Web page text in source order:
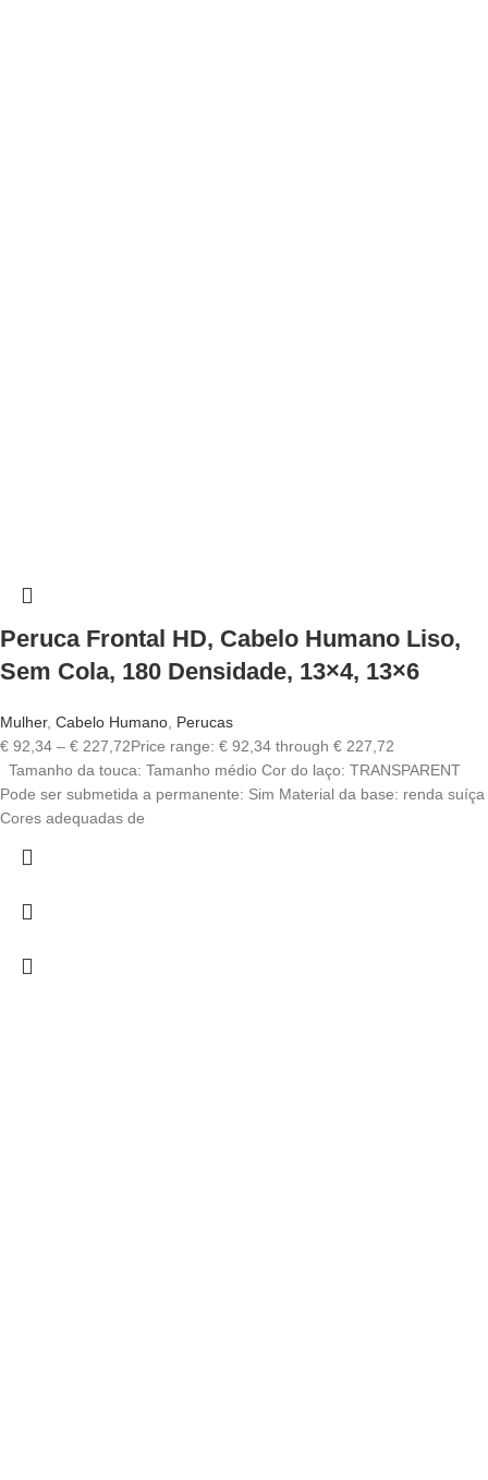
Peruca Frontal HD, Cabelo Humano Liso,
Sem Cola, 180 Densidade, 13×4, 13×6
Mulher, Cabelo Humano Perucas
€ 92,34 – € 227,72Price range: € 92,34 through € 227,72
Tamanho da touca: Tamanho médio Cor do laço: TRANSPARENT
Pode ser submetida a permanente: Sim Material da base: renda suíça
Cores adequadas de